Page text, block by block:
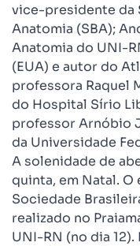
vice-presidente da
Anatomia (SBA);
Anatomia do UNI-
(EUA) e autor do
professora Raquel
do Hospital Sírio
professor Arnóbio
da Universidade
A solenidade de
quinta, em Natal.
Sociedade
realizado no
UNI-RN (no dia